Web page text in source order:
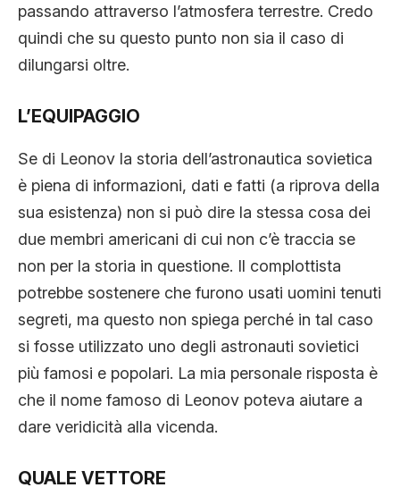
passando attraverso l’atmosfera terrestre. Credo
quindi che su questo punto non sia il caso di
dilungarsi oltre.
L’EQUIPAGGIO
Se di Leonov la storia dell’astronautica sovietica
è piena di informazioni, dati e fatti (a riprova della
sua esistenza) non si può dire la stessa cosa dei
due membri americani di cui non c’è traccia se
non per la storia in questione. Il complottista
potrebbe sostenere che furono usati uomini tenuti
segreti, ma questo non spiega perché in tal caso
si fosse utilizzato uno degli astronauti sovietici
più famosi e popolari. La mia personale risposta è
che il nome famoso di Leonov poteva aiutare a
dare veridicità alla vicenda.
QUALE VETTORE